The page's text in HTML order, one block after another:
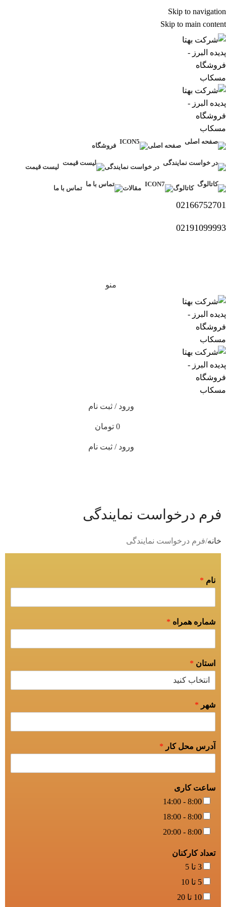
Skip to navigation
Skip to main content
صفحه اصلی فروشگاه
در خواست نمایندگی لیست قیمت
کاتالوگ مقالات تماس با ما
02166752701
02191099993
منو
ورود / ثبت نام
0 تومان
ورود / ثبت نام
فرم درخواست نمایندگی
خانه فرم درخواست نمایندگی
نام *
شماره همراه *
استان *
شهر *
آدرس محل کار *
ساعت کاری
8:00 - 14:00
8:00 - 18:00
8:00 - 20:00
تعداد کارکنان
3 تا 5
5 تا 10
10 تا 20